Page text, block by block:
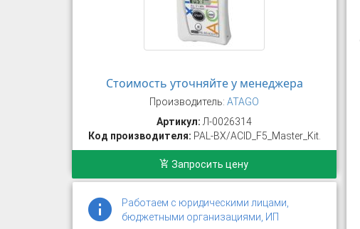
Стоимость уточняйте у менеджера
Производитель:ATAGO
Артикул: Л-0026314
Код производителя: PAL-BX/ACID_F5_Master_Kit.
Запросить цену
Работаем с юридическими лицами,
бюджетными организациями, ИП